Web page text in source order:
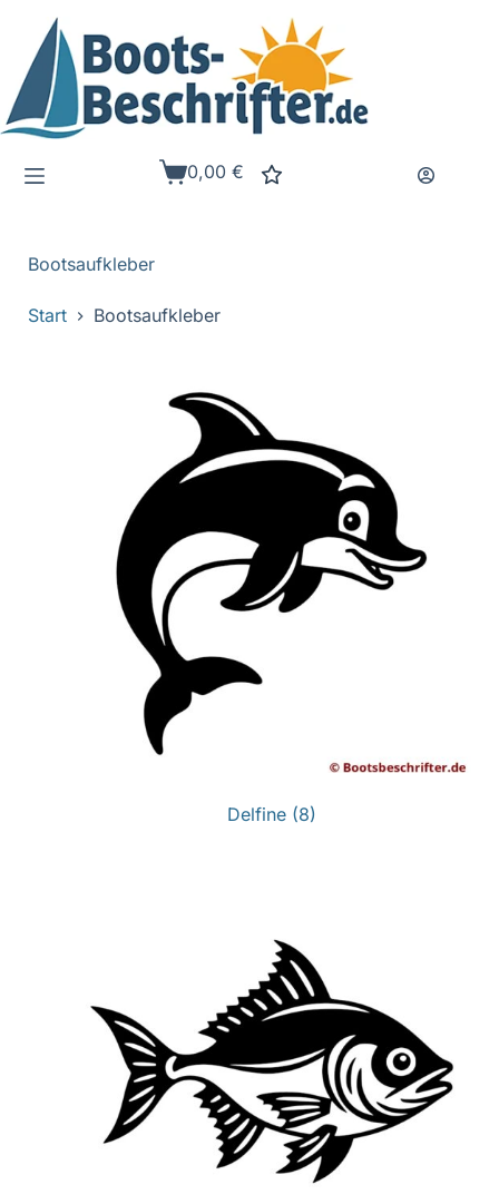
Inhalt
springen
Warenkorb
0,00€
Bootsaufkleber
Start Bootsaufkleber
Delfine (8)